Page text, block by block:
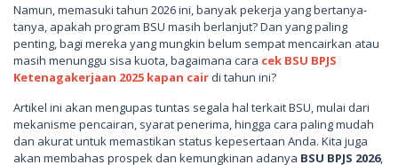
Namun, memasuki tahun 2026 ini, banyak pekerja yang bertanya-
tanya, apakah program BSU masih berlanjut? Dan yang paling
penting, bagi mereka yang mungkin belum sempat mencairkan atau
masih menunggu sisa kuota, bagaimana cara cek BSU BPJS
Ketenagakerjaan 2025 kapan cairdi tahun ini?
Artikel ini akan mengupas tuntas segala hal terkait BSU, mulai dari
mekanisme pencairan, syarat penerima, hingga cara paling mudah
dan akurat untuk memastikan status kepesertaan Anda. Kita juga
akan membahas prospek dan kemungkinan adanya BSU BPJS 2026,